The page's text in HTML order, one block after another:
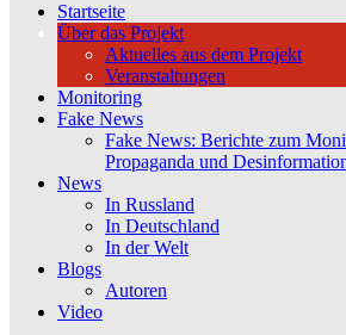
Startseite
Über das Projekt
Aktuelles aus dem Projekt
Veranstaltungen
Monitoring
Fake News
Fake News: Berichte zum
Propaganda und
News
In Russland
In Deutschland
In der Welt
Blogs
Autoren
Video